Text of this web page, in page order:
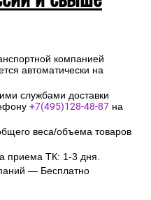
компанией
автоматически на
службами доставки
+7(495)128-48-87 на
веса/объема товаров
приема ТК: 1-3 дня.
— Бесплатно